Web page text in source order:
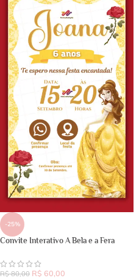
-25%
Convite Interativo A Bela e a Fera
R$80,00 R$ 60,00